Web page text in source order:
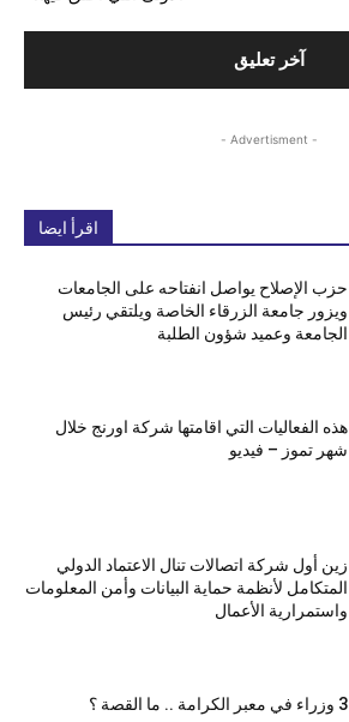
- Advertisment -
اقرأ ايضا
حزب الإصلاح يواصل انفتاحه على الجامعات
ويزور جامعة الزرقاء الخاصة ويلتقي رئيس
الجامعة وعميد شؤون الطلبة
هذه الفعاليات التي اقامتها شركة اورنج خلال
شهر تموز – فيديو
زين أول شركة اتصالات تنال الاعتماد الدولي
المتكامل لأنظمة حماية البيانات وأمن المعلومات
واستمرارية الأعمال
3 وزراء في معبر الكرامة .. ما القصة ؟